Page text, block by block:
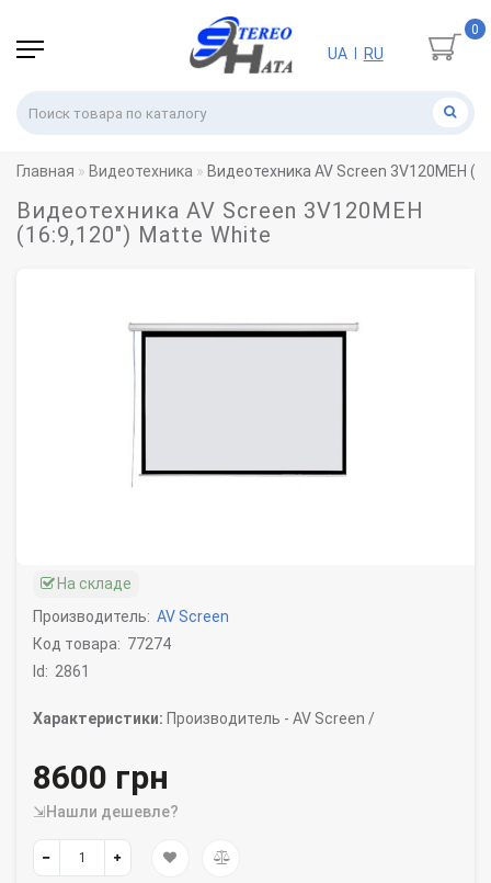
0
UA RU
Главная Видеотехника Видеотехника AV Screen 3V120MEH
Видеотехника AV Screen 3V120MEH
(16:9,120") Matte White
На складе
Производитель: AV Screen
Код товара: 77274
Id: 2861
Характеристики: Производитель - AV Screen /
8600 грн
⇲Нашли дешевле?